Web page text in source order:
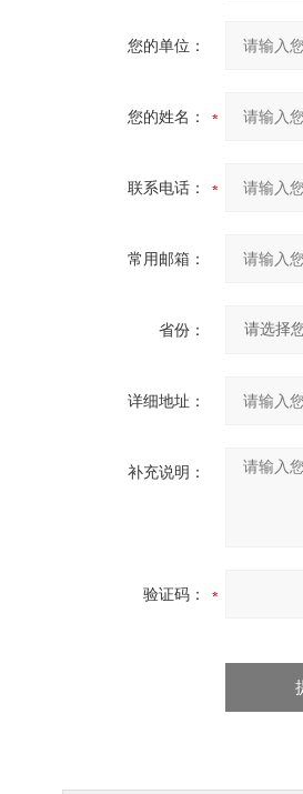
您的单位：
您的姓名：
联系电话：
常用邮箱：
省份：
详细地址：
补充说明：
验证码：